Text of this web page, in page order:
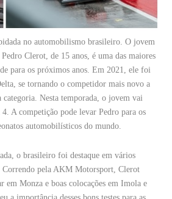
no automobilismo brasileiro. O jovem
Clerot, de 15 anos, é uma das maiores
para os próximos anos. Em 2021, ele foi
se tornando o competidor mais novo a
Nesta temporada, o jovem vai
A competição pode levar Pedro para os
automobilísticos do mundo.
o brasileiro foi destaque em vários
pela AKM Motorsport, Clerot
em Monza e boas colocações em Imola e